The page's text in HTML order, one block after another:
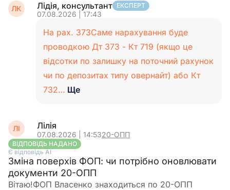
ЛК Лідія, консультант ЕКСПЕРТ
07.08.2026 | 17:43
На рах. 373Саме нарахування буде
проводкою Дт 373 - Кт 719 (якщо це
відсотки по залишку на поточний рахунок
чи по депозитах типу овернайт) або Кт
732… Ще
ЛІ Лілія
07.08.2026 | 14:5320-ОПП
ВІДПОВІДЬ НАДАНО
Є відповідь АІ
Зміна поверхів ФОП: чи потрібно оновлювати
документи 20-ОПП
Вітаю!ФОП Власенко знаходиться по 20-ОПП